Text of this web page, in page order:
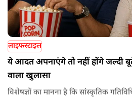
लाइफस्टाइल
ये आदत अपनाएंगे तो नहीं होंगे जल्दी
वाला खुलासा
विशेषज्ञों का मानना है कि सांस्कृतिक